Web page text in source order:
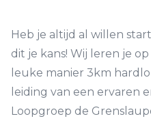
Heb je altijd al willen
dit je kans! Wij leren je
leuke manier 3km
leiding van een ervaren
Loopgroep de